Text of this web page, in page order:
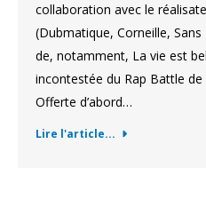
collaboration avec le
(Dubmatique, Corneille, Sans
de, notamment, La vie est
incontestée du Rap Battle de
Offerte d’abord…
Lire l'article...